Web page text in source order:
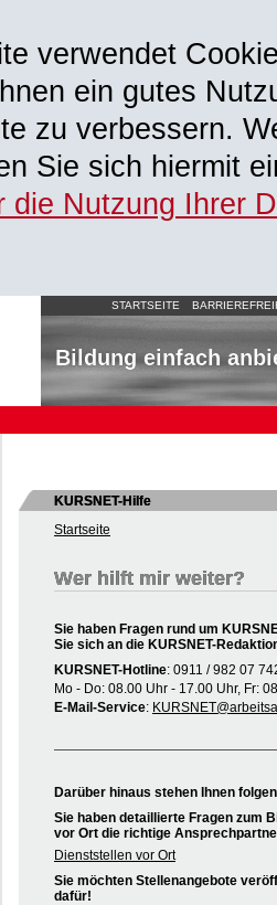
verwendet
ein gutes
zu verbessern.
Sie sich hiermit
die Nutzung Ihrer
STARTSEITE
Bildung einfach
KURSNET-Hilfe
Startseite
Wer hilft mir weiter?
Sie haben Fragen rund um
Sie sich an die KURSNET-
KURSNET-Hotline: 0911 / 982 07
Mo - Do: 08.00 Uhr - 17.00 Uhr, Fr:
E-Mail-Service:
Darüber hinaus stehen Ihnen
Sie haben detaillierte Fragen zum
vor Ort die richtige
Dienststellen vor Ort
Sie möchten Stellenangebote
dafür!